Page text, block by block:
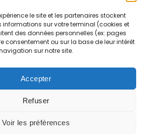
le site et les partenaires stockent
sur votre terminal (cookies et
des données personnelles (ex: pages
consentement ou sur la base de leur intérêt
sur notre site.
Accepter
Refuser
Voir les préférences
pour réduire les indésirables.En savoir
les données de vos commentaires sont